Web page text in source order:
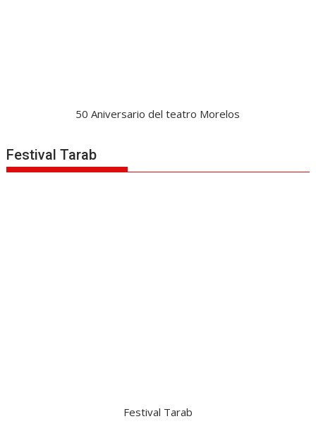
50 Aniversario del teatro Morelos
Festival Tarab
Festival Tarab